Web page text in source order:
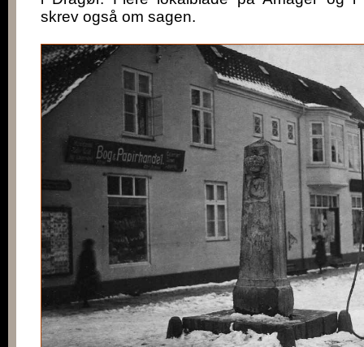
skrev også om sagen.